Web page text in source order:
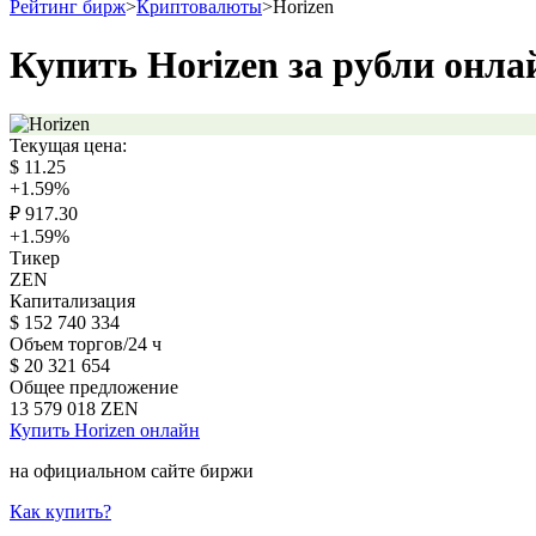
Рейтинг бирж>Криптовалюты>Horizen
Купить Horizen за рубли
Текущая цена:
$ 11.25
+1.59%
₽ 917.30
+1.59%
Тикер
ZEN
Капитализация
$ 152 740 334
Объем торгов/24 ч
$ 20 321 654
Общее предложение
13 579 018 ZEN
Купить Horizen онлайн
на официальном сайте биржи
Как купить?